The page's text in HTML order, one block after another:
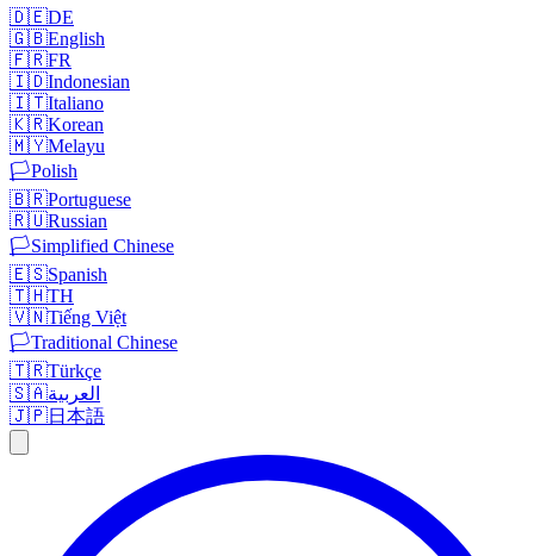
🇩🇪DE
🇬🇧English
🇫🇷FR
🇮🇩Indonesian
🇮🇹Italiano
🇰🇷Korean
🇲🇾Melayu
🏳️Polish
🇧🇷Portuguese
🇷🇺Russian
🏳️Simplified Chinese
🇪🇸Spanish
🇹🇭TH
🇻🇳Tiếng Việt
🏳️Traditional Chinese
🇹🇷Türkçe
🇸🇦العربية
🇯🇵日本語